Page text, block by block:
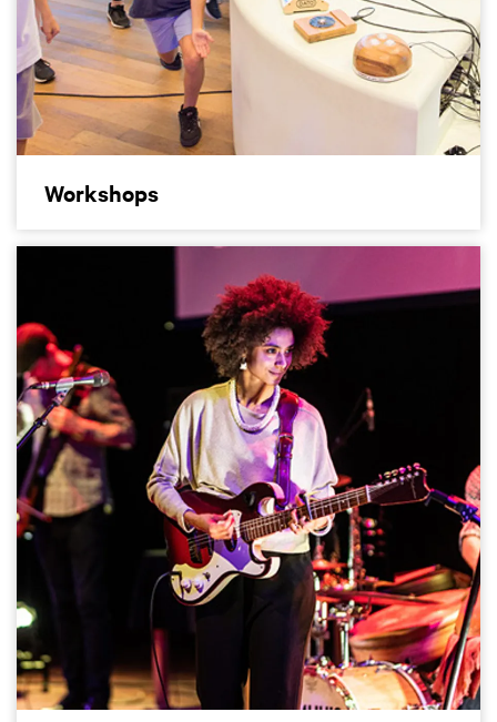
Workshops